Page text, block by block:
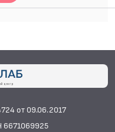
от 09.06.2017